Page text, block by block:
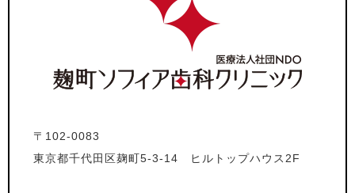
〒102-0083
東京都千代田区麹町5-3-14
ヒルトップハウス2F